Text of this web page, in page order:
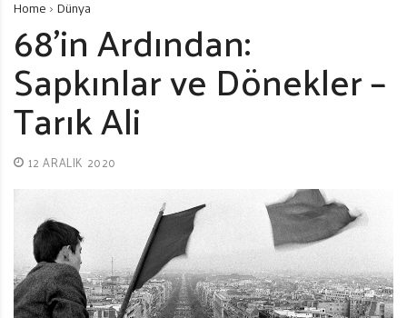
Home Dünya
68’in Ardından:
Sapkınlar ve Dönekler –
Tarık Ali
12 ARALIK 2020